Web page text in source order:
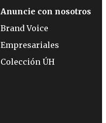
Anuncie con nosotros
Brand Voice
Empresariales
Colección ÚH